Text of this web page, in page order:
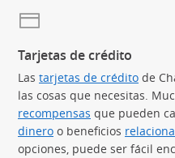
Tarjetas de crédito
Las tarjetas de crédito (Se
de
las cosas que necesitas.
recompensas (Se abre en
que pueden
dinero (Se abre en
o beneficios
opciones, puede ser fácil